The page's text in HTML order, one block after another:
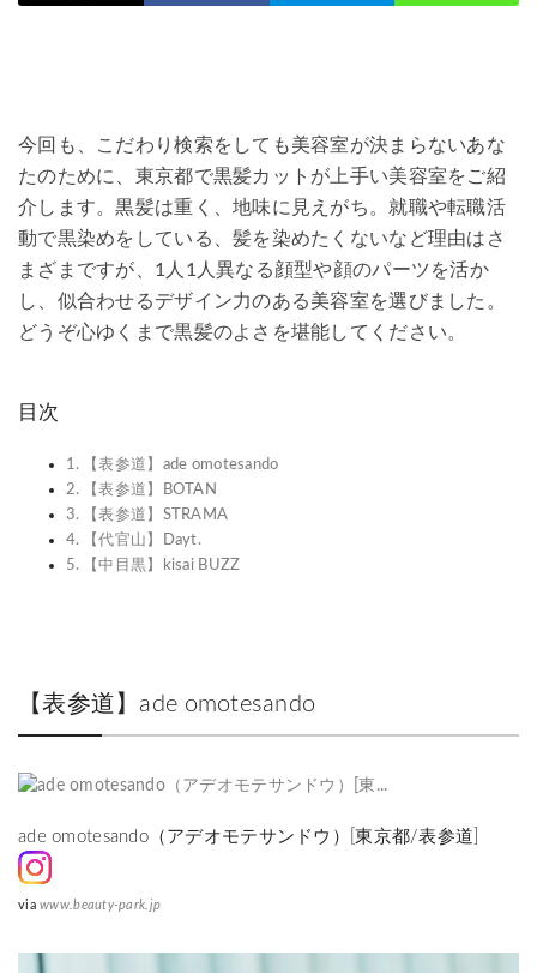
今回も、こだわり検索をしても美容室が決まらないあな
たのために、東京都で黒髪カットが上手い美容室をご紹
介します。黒髪は重く、地味に見えがち。就職や転職活
動で黒染めをしている、髪を染めたくないなど理由はさ
まざまですが、1人1人異なる顔型や顔のパーツを活か
し、似合わせるデザイン力のある美容室を選びました。
どうぞ心ゆくまで黒髪のよさを堪能してください。
目次
【表参道】ade omotesando
【表参道】BOTAN
【表参道】STRAMA
【代官山】Dayt.
【中目黒】kisai BUZZ
【表参道】ade omotesando
ade omotesando（アデオモテサンドウ）[東京都/表参道]
viawww.beauty-park.jp